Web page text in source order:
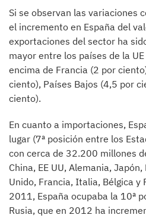
Si se observan las variaciones
el incremento en España del
exportaciones del sector ha
mayor entre los países de la
encima de Francia (2 por
ciento), Países Bajos (4,5 por
ciento).
En cuanto a importaciones,
lugar (7ª posición entre los
con cerca de 32.200 millones
China, EE UU, Alemania,
Unido, Francia, Italia, Bélgica y
2011, España ocupaba la 10ª
Rusia, que en 2012 ha